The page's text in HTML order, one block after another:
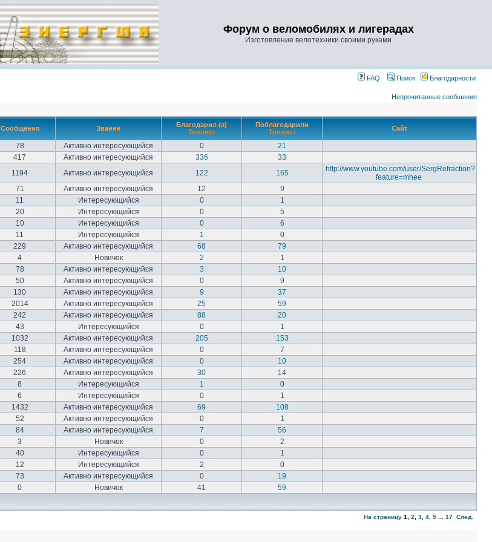
Форум о веломобилях и лигерадах
Изготовление велотехники своими руками
FAQ Поиск Благодарности
Непрочитанные сообщения
Сообщения Звание
Благодарил (а)
Топлист
Поблагодарили
Топлист
Сайт
78 Активно интересующийся 0
21
417 Активно интересующийся 336
33
1194 Активно интересующийся 122 165
http://www.youtube.com/user/SergRefraction?
feature=mhee
71 Активно интересующийся 12
9
11 Интересующийся 0
1
20 Интересующийся 0
5
10 Интересующийся 0
6
11 Интересующийся 1
0
229 Активно интересующийся 68
79
4 Новичок 2
1
78 Активно интересующийся 3
10
50 Активно интересующийся 0
9
130 Активно интересующийся 9
37
2014 Активно интересующийся 25
59
242 Активно интересующийся 88
20
43 Интересующийся 0
1
1032 Активно интересующийся 205
153
118 Активно интересующийся 0
7
254 Активно интересующийся 0
10
226 Активно интересующийся 30
14
8 Интересующийся 1
0
6 Интересующийся 0
1
1432 Активно интересующийся 69
108
52 Активно интересующийся 0
1
84 Активно интересующийся 7
56
3 Новичок 0
2
40 Интересующийся 0
1
12 Интересующийся 2
0
73 Активно интересующийся 0
19
0 Новичок 41 59
На страницу 1 2 3 4 5 17 След.